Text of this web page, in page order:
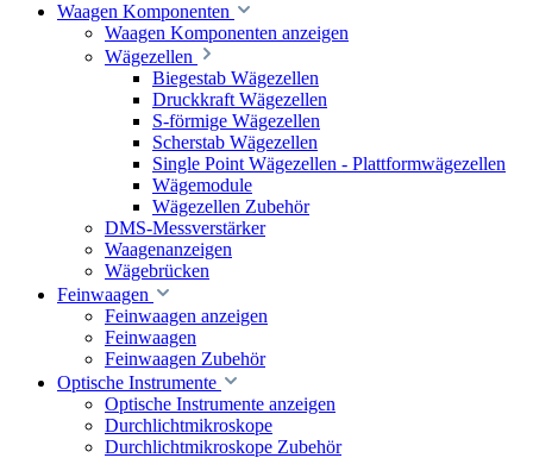
Waagen Komponenten
Waagen Komponenten anzeigen
Wägezellen
Biegestab Wägezellen
Druckkraft Wägezellen
S-förmige Wägezellen
Scherstab Wägezellen
Single Point Wägezellen - Plattformwägezellen
Wägemodule
Wägezellen Zubehör
DMS-Messverstärker
Waagenanzeigen
Wägebrücken
Feinwaagen
Feinwaagen anzeigen
Feinwaagen
Feinwaagen Zubehör
Optische Instrumente
Optische Instrumente anzeigen
Durchlichtmikroskope
Durchlichtmikroskope Zubehör